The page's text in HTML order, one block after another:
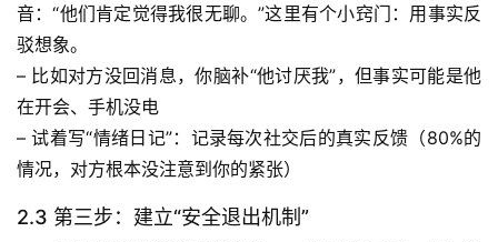
首
页
专
题
列
表
音：“他们肯定觉得我很无聊。”这里有个小窍门： 用事实反
驳想象。
– 比如对方没回消息，你脑补“他讨厌我”，但事实可能是他
在开会、手机没电
– 试着写“情绪日记”：记录每次社交后的真实反馈（80%的
情况，对方根本没注意到你的紧张）
2.3 第三步：建立“安全退出机制”